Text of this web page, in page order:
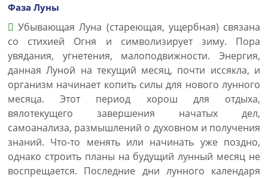
Фаза Луны
Убывающая Луна (стареющая, ущербная) связана
со стихией Огня и символизирует зиму. Пора
увядания, угнетения, малоподвижности. Энергия,
данная Луной на текущий месяц, почти иссякла, и
организм начинает копить силы для нового лунного
месяца. Этот период хорош для отдыха,
вялотекущего завершения начатых дел,
самоанализа, размышлений о духовном и получения
знаний. Что-то менять или начинать уже поздно,
однако строить планы на будущий лунный месяц не
воспрещается. Последние дни лунного календаря